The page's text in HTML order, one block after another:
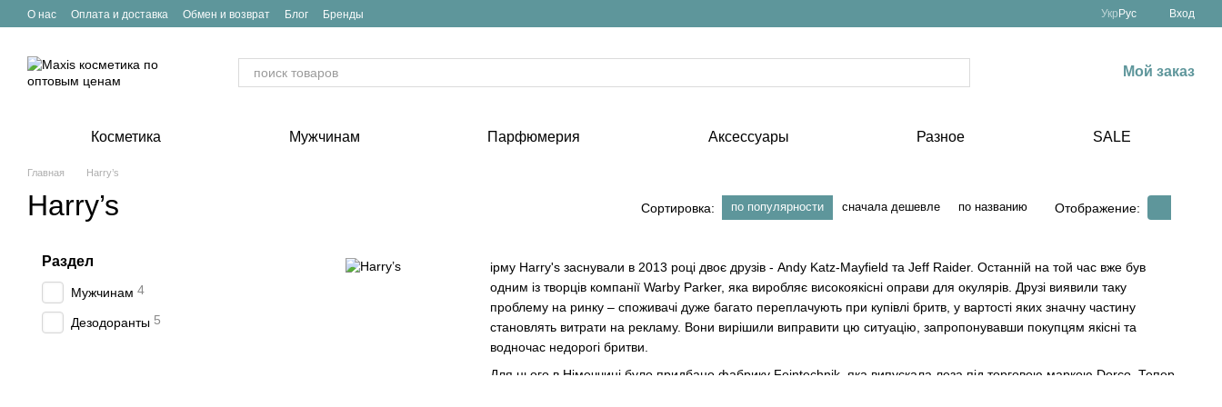
Перейти к основному контенту
О нас Оплата и доставка Обмен и возврат Блог Бренды Укр Рус Вход
Мой заказ
Косметика Мужчинам Парфюмерия Аксессуары Разное SALE
Главная Harry’s
Harry’s Сортировка: по популярности сначала дешевле по названию Отображение:
ірму Harry's заснували в 2013 році двоє друзів - Andy Katz-Mayfield та Jeff Raider. Останній на той час вже був
одним із творців компанії Warby Parker, яка виробляє високоякісні оправи для окулярів. Друзі виявили таку
проблему на ринку – споживачі дуже багато переплачують при купівлі бритв, у вартості яких значну частину
становлять витрати на рекламу. Вони вирішили виправити цю ситуацію, запропонувавши покупцям якісні та
водночас недорогі бритви.
Для цього в Німеччині було придбано фабрику Feintechnik, яка випускала леза під торговою маркою Dorco. Тепер
Раздел
Мужчинам 4
Дезодоранты 5